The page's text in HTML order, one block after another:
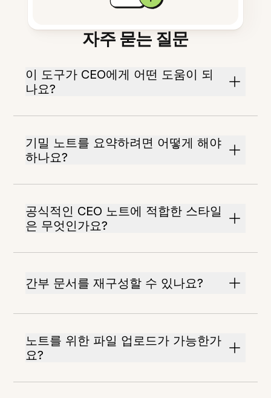
자주 묻는 질문
이 도구가 CEO에게 어떤 도움이 되
나요?
기밀 노트를 요약하려면 어떻게 해야
하나요?
공식적인 CEO 노트에 적합한 스타일
은 무엇인가요?
간부 문서를 재구성할 수 있나요?
노트를 위한 파일 업로드가 가능한가
요?